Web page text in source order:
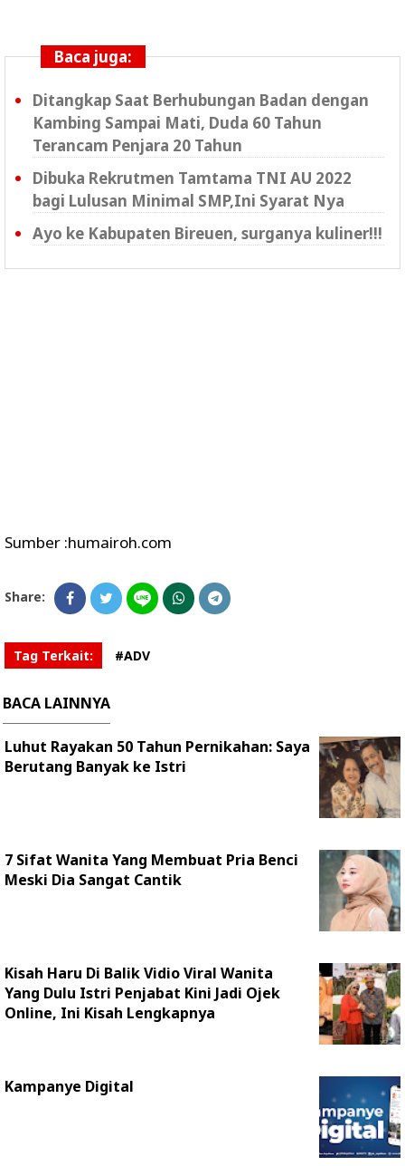
Baca juga:
Ditangkap Saat Berhubungan Badan dengan
Kambing Sampai Mati, Duda 60 Tahun
Terancam Penjara 20 Tahun
Dibuka Rekrutmen Tamtama TNI AU 2022
bagi Lulusan Minimal SMP,Ini Syarat Nya
Ayo ke Kabupaten Bireuen, surganya kuliner!!!
Sumber :humairoh.com
Share:
Tag Terkait: #ADV
BACA LAINNYA
Luhut Rayakan 50 Tahun Pernikahan: Saya
Berutang Banyak ke Istri
7 Sifat Wanita Yang Membuat Pria Benci
Meski Dia Sangat Cantik
Kisah Haru Di Balik Vidio Viral Wanita
Yang Dulu Istri Penjabat Kini Jadi Ojek
Online, Ini Kisah Lengkapnya
Kampanye Digital